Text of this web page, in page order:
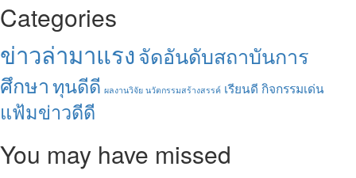
Categories
ข่าวล่ามาแรงจัดอันดับสถาบันการ
ศึกษาทุนดีดี ผลงานวิจัย นวัตกรรมสร้างสรรค์ เรียนดี กิจกรรมเด่น
แฟ้มข่าวดีดี
You may have missed